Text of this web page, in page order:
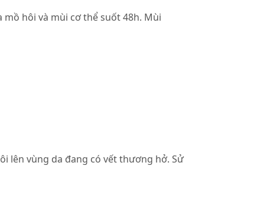
hôi và mùi cơ thể suốt 48h. Mùi
lên vùng da đang có vết thương hở. Sử